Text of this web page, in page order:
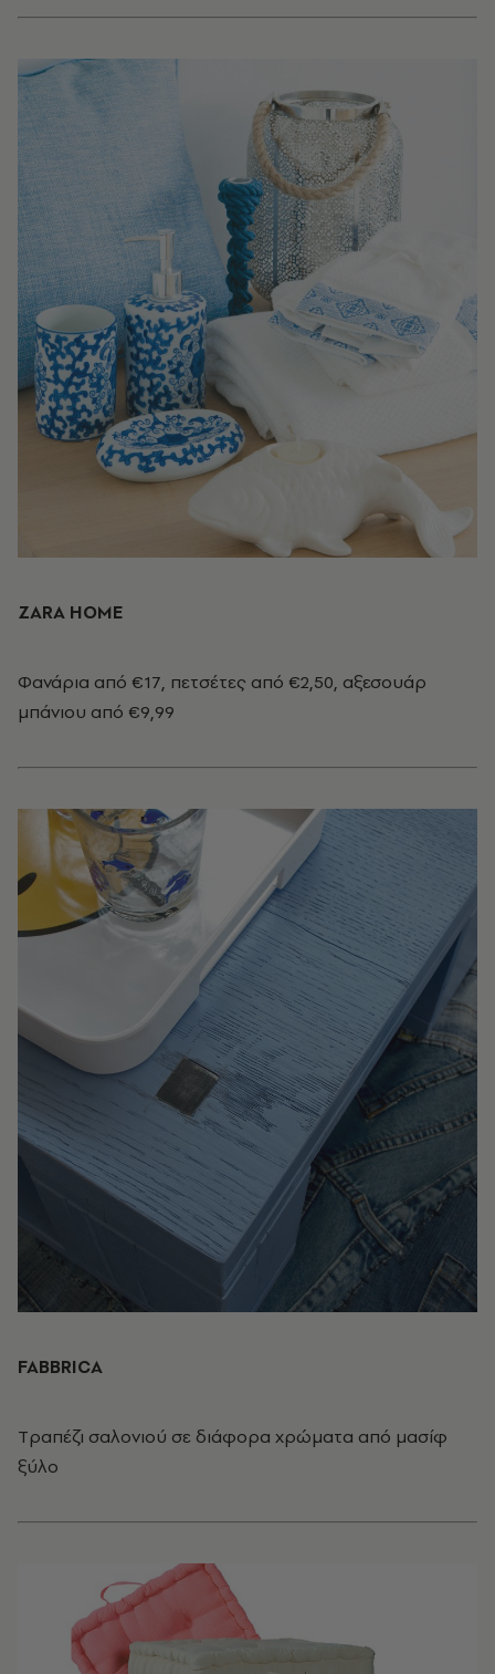
ΖARA HOME
Φανάρια από €17, πετσέτες από €2,50, αξεσουάρ
μπάνιου από €9,99
FABBRICA
Tραπέζι σαλονιού σε διάφορα χρώματα από μασίφ
ξύλο